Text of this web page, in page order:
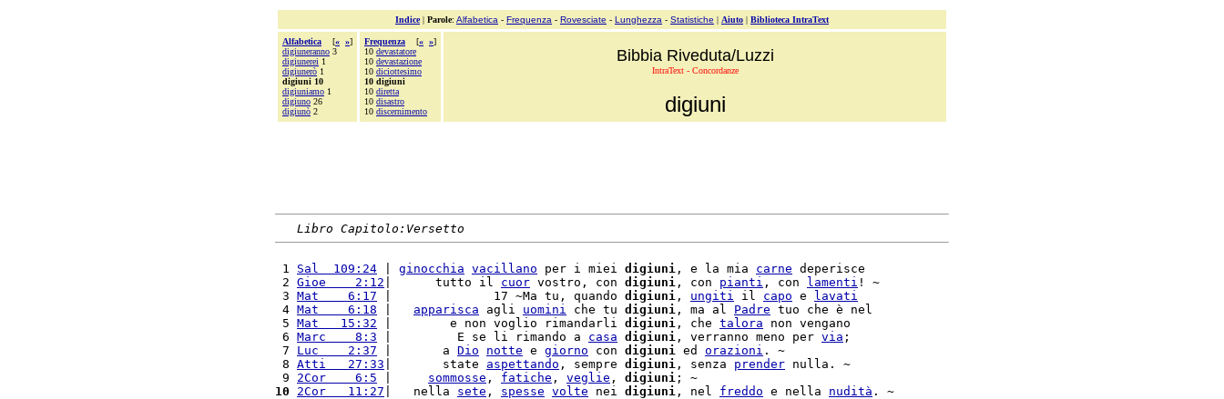
Indice| Parole: Alfabetica - Frequenza - Rovesciate - Lunghezza - Statistiche | Aiuto | Biblioteca IntraText
Alfabetica [« »]
digiuneranno 3
digiunerei 1
digiunerò 1
digiuni 10
digiuniamo 1
digiuno 26
digiunò 2
Frequenza [« »]
10 devastatore
10 devastazione
10 diciottesimo
10 digiuni
10 diretta
10 disastro
10 discernimento
Bibbia Riveduta/Luzzi
IntraText - Concordanze
digiuni
Libro Capitolo:Versetto
1 Sal  109:24 ginocchia vacillano per i miei digiuni , e la mia carne deperisce
2 Gioe    2:12 |      tutto il cuor vostro, con digiuni , con pianti , con lamenti ! ~
3 Mat    6:17 |              17 ~Ma tu, quando digiuni , ungiti il capo e
lavati
4 Mat    6:18 apparisca agli uomini che tu digiuni , ma al Padre tuo che è nel
5 Mat   15:32 |        e non voglio rimandarli digiuni , che talora non vengano
6 Marc    8:3 |         E se li rimando a casa digiuni , verranno meno per via ;
7 Luc    2:37 |       a Dio notte e giorno con digiuni ed orazioni . ~
8 Atti   27:33 |       state aspettando , sempre digiuni , senza prender nulla. ~
9 2Cor    6:5 sommosse , fatiche , veglie , digiuni
10
2Cor   11:27 |   nella sete , spesse volte nei digiuni , nel freddo e nella nudità